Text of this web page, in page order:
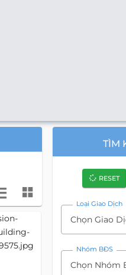
TÌM
RESET
Loại Giao Dịch
Chọn Giao
Nhóm BĐS
Chọn Nhóm